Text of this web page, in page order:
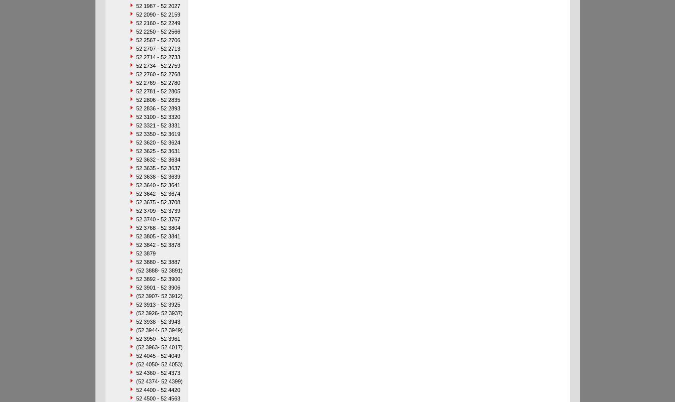
52 1987 - 52 2027
52 2090 - 52 2159
52 2160 - 52 2249
52 2250 - 52 2566
52 2567 - 52 2706
52 2707 - 52 2713
52 2714 - 52 2733
52 2734 - 52 2759
52 2760 - 52 2768
52 2769 - 52 2780
52 2781 - 52 2805
52 2806 - 52 2835
52 2836 - 52 2893
52 3100 - 52 3320
52 3321 - 52 3331
52 3350 - 52 3619
52 3620 - 52 3624
52 3625 - 52 3631
52 3632 - 52 3634
52 3635 - 52 3637
52 3638 - 52 3639
52 3640 - 52 3641
52 3642 - 52 3674
52 3675 - 52 3708
52 3709 - 52 3739
52 3740 - 52 3767
52 3768 - 52 3804
52 3805 - 52 3841
52 3842 - 52 3878
52 3879
52 3880 - 52 3887
(52 3888- 52 3891)
52 3892 - 52 3900
52 3901 - 52 3906
(52 3907- 52 3912)
52 3913 - 52 3925
(52 3926- 52 3937)
52 3938 - 52 3943
(52 3944- 52 3949)
52 3950 - 52 3961
(52 3963- 52 4017)
52 4045 - 52 4049
(52 4050- 52 4053)
52 4360 - 52 4373
(52 4374- 52 4399)
52 4400 - 52 4420
52 4500 - 52 4563